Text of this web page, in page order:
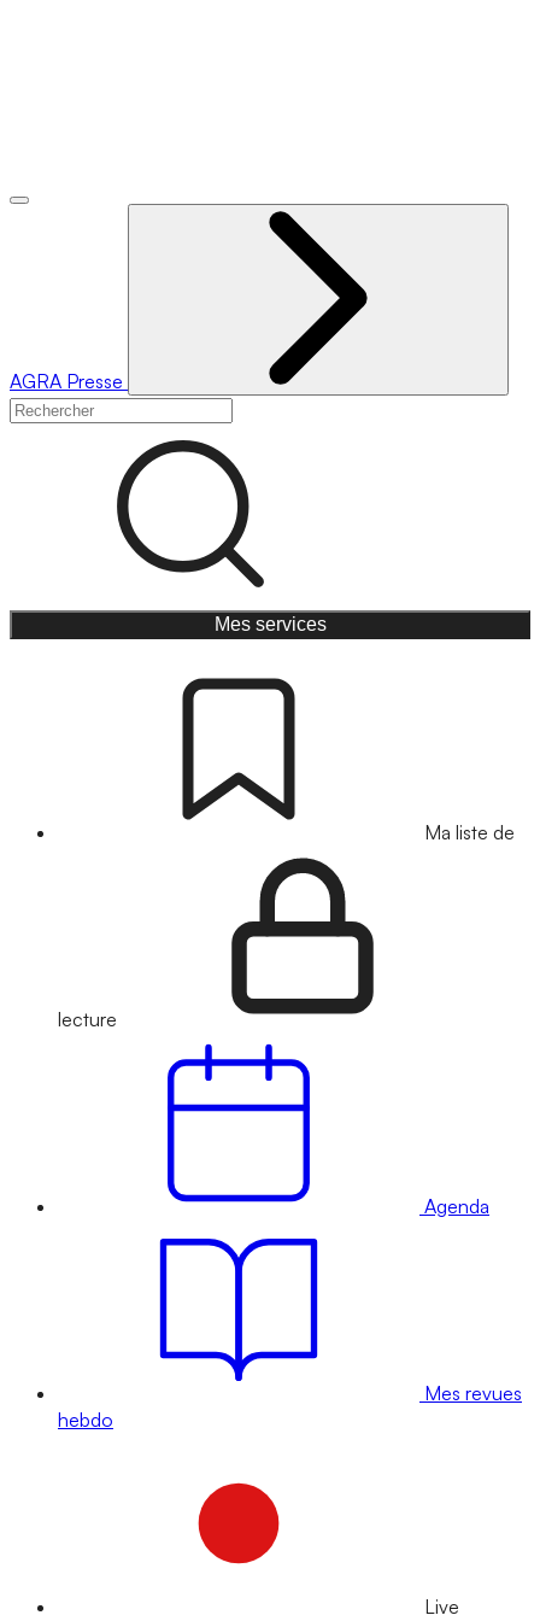
AGRA Presse
Mes services
Ma liste de
lecture
Agenda
Mes revues
hebdo
Live